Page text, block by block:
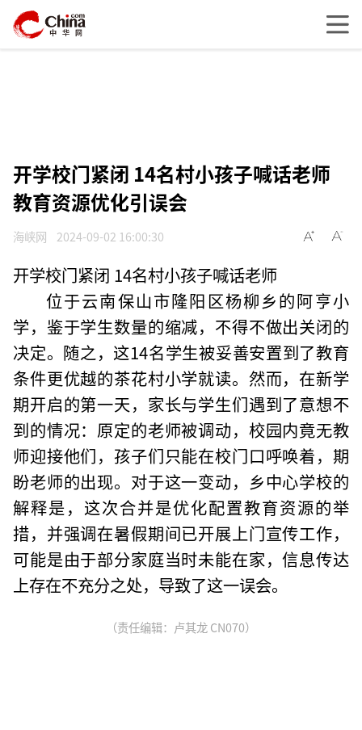
开学校门紧闭 14名村小孩子喊话老师
教育资源优化引误会
海峡网 2024-09-02 16:00:30
开学校门紧闭 14名村小孩子喊话老师
位于云南保山市隆阳区杨柳乡的阿亨小
学，鉴于学生数量的缩减，不得不做出关闭的
决定。随之，这14名学生被妥善安置到了教育
条件更优越的茶花村小学就读。然而，在新学
期开启的第一天，家长与学生们遇到了意想不
到的情况：原定的老师被调动，校园内竟无教
师迎接他们，孩子们只能在校门口呼唤着，期
盼老师的出现。对于这一变动，乡中心学校的
解释是，这次合并是优化配置教育资源的举
措，并强调在暑假期间已开展上门宣传工作，
可能是由于部分家庭当时未能在家，信息传达
上存在不充分之处，导致了这一误会。
（责任编辑：卢其龙 CN070）